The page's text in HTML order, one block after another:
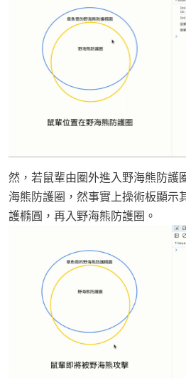
然，若鼠輩由圈外進入野海熊防護
海熊防護圈，然事實上操術板顯示
護橢圓，再入野海熊防護圈。